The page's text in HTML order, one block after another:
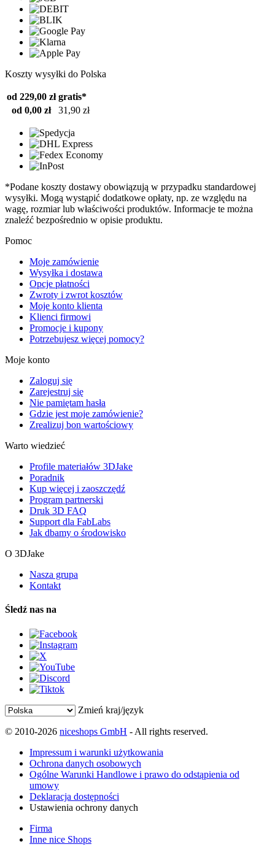
Koszty wysyłki do Polska
od 229,00 zł gratis*
od 0,00 zł
31,90 zł
*Podane koszty dostawy obowiązują w przypadku standardowej
wysyłki. Mogą wystąpić dodatkowe opłaty, np. ze względu na
wagę, rozmiar lub właściwości produktów. Informacje te można
znaleźć bezpośrednio w opisie produktu.
Pomoc
Moje zamówienie
Wysyłka i dostawa
Opcje płatności
Zwroty i zwrot kosztów
Moje konto klienta
Klienci firmowi
Promocje i kupony
Potrzebujesz więcej pomocy?
Moje konto
Zaloguj się
Zarejestruj się
Nie pamiętam hasła
Gdzie jest moje zamówienie?
Zrealizuj bon wartościowy
Warto wiedzieć
Profile materiałów 3DJake
Poradnik
Kup więcej i zaoszczędź
Program partnerski
Druk 3D FAQ
Support dla FabLabs
Jak dbamy o środowisko
O 3DJake
Nasza grupa
Kontakt
Śledź nas na
Zmień kraj/język
© 2010-2026 niceshops GmbH - All rights reserved.
Impressum i warunki użytkowania
Ochrona danych osobowych
Ogólne Warunki Handlowe i prawo do odstąpienia od
umowy
Deklaracja dostępności
Ustawienia ochrony danych
Firma
Inne nice Shops